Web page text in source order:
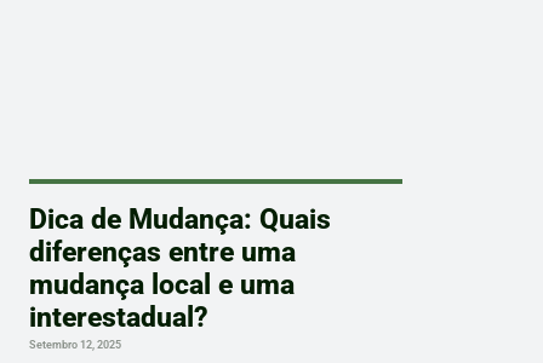
Dica de Mudança: Quais
diferenças entre uma
mudança local e uma
interestadual?
Setembro 12, 2025